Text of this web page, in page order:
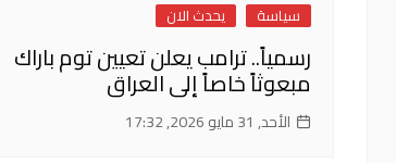
سياسة يحدث الان
رسمياً.. ترامب يعلن تعيين توم باراك
مبعوثاً خاصاً إلى العراق
الأحد, 31 مايو 2026, 17:32